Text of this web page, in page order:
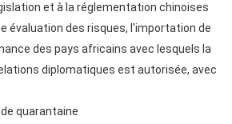
et à la réglementation chinoises
évaluation des risques, l'importation de
des pays africains avec lesquels la
diplomatiques est autorisée, avec
quarantaine